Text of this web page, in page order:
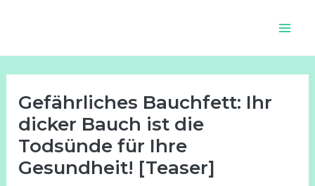
Gefährliches Bauchfett: Ihr
dicker Bauch ist die
Todsünde für Ihre
Gesundheit! [Teaser]